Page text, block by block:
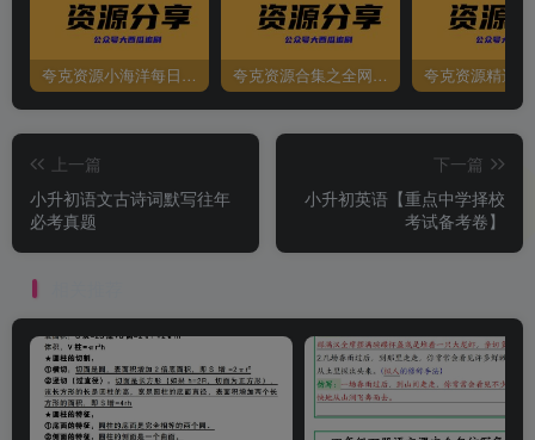
夸克资源小海洋每日更新资源大汇总（持续更新） 夸克资源合集之全网影视 夸克资源精选
上一篇
小升初语文古诗词默写往年
必考真题
下一篇
小升初英语【重点中学择校
考试备考卷】